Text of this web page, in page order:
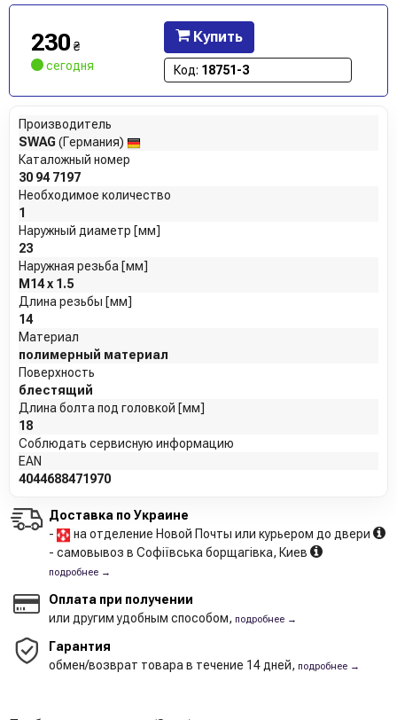
230 ₴
сегодня
Купить
Код: 18751-3
Производитель
SWAG (Германия)
Каталожный номер
30 94 7197
Необходимое количество
1
Наружный диаметр [мм]
23
Наружная резьба [мм]
M14 x 1.5
Длина резьбы [мм]
14
Материал
полимерный материал
Поверхность
блестящий
Длина болта под головкой [мм]
18
Соблюдать сервисную информацию
EAN
4044688471970
Доставка по Украине
-
на отделение Новой Почты или курьером до двери
- самовывоз в Софіївська борщагівка, Киев
подробнее →
Оплата при получении
или другим удобным способом, подробнее →
Гарантия
обмен/возврат товара в течение 14 дней, подробнее →